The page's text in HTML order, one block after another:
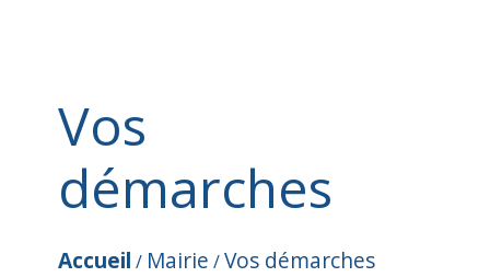
Vos
démarches
Accueil / Mairie /Vos démarches